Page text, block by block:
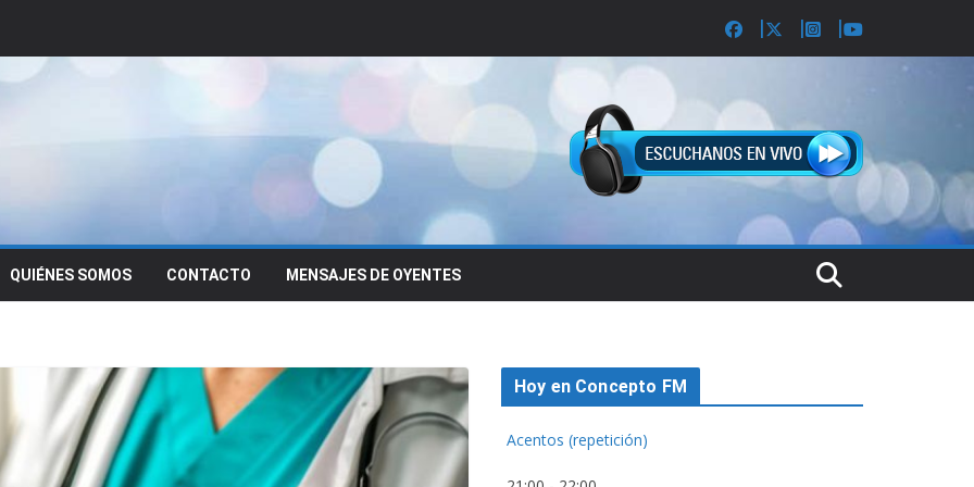
QUIÉNES SOMOS CONTACTO MENSAJES DE OYENTES
Hoy en Concepto FM
Acentos (repetición)